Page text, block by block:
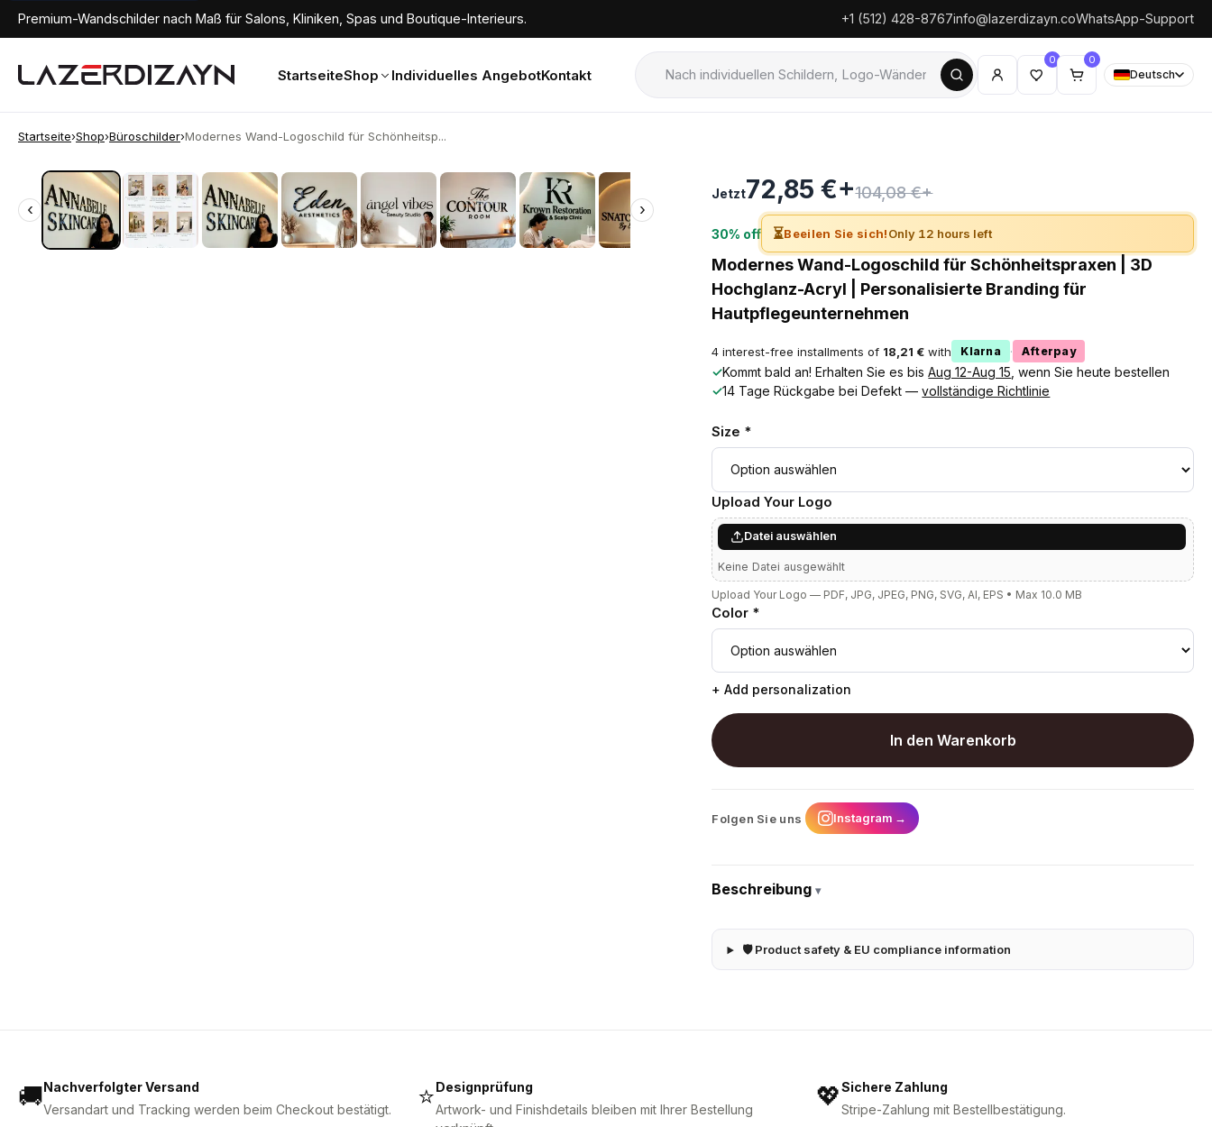
Premium-Wandschilder nach Maß für Salons, Kliniken, Spas und Boutique-Interieurs. +1 (512) 428-8767info@lazerdizayn.coWhatsApp-Support
StartseiteShop Individuelles AngebotKontakt
0 0
Deutsch
Startseite›Shop›Büroschilder›Modernes Wand-Logoschild für Schönheitsp...
‹ ›
‹ ›
Jetzt72,85 €+104,08 €+
30% off ⏳Beeilen Sie sich!Only 12 hours left
Modernes Wand-Logoschild für Schönheitspraxen | 3D
Hochglanz-Acryl | Personalisierte Branding für
Hautpflegeunternehmen
4 interest-free installments of 18,21 € with Klarna · Afterpay
✓Kommt bald an! Erhalten Sie es bisAug 12-Aug 15 , wenn Sie heute bestellen
✓14 Tage Rückgabe bei Defekt —vollständige Richtlinie
Size *
Upload Your Logo
Datei auswählen
Keine Datei ausgewählt
Upload Your Logo — PDF, JPG, JPEG, PNG, SVG, AI, EPS • Max 10.0 MB
Color *
+ Add personalization
In den Warenkorb
Folgen Sie uns Instagram →
Beschreibung▾
🛡 Product safety & EU compliance information
🚚Nachverfolgter Versand
Versandart und Tracking werden beim Checkout bestätigt.
⭐Designprüfung
Artwork- und Finishdetails bleiben mit Ihrer Bestellung
💖Sichere Zahlung
Stripe-Zahlung mit Bestellbestätigung.